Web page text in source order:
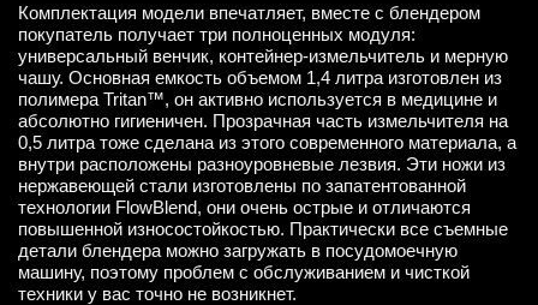
Комплектация модели впечатляет, вместе с блендером
покупатель получает три полноценных модуля:
универсальный венчик, контейнер-измельчитель и мерную
чашу. Основная емкость объемом 1,4 литра изготовлен из
полимера Tritan™, он активно используется в медицине и
абсолютно гигиеничен. Прозрачная часть измельчителя на
0,5 литра тоже сделана из этого современного материала, а
внутри расположены разноуровневые лезвия. Эти ножи из
нержавеющей стали изготовлены по запатентованной
технологии FlowBlend, они очень острые и отличаются
повышенной износостойкостью. Практически все съемные
детали блендера можно загружать в посудомоечную
машину, поэтому проблем с обслуживанием и чисткой
техники у вас точно не возникнет.